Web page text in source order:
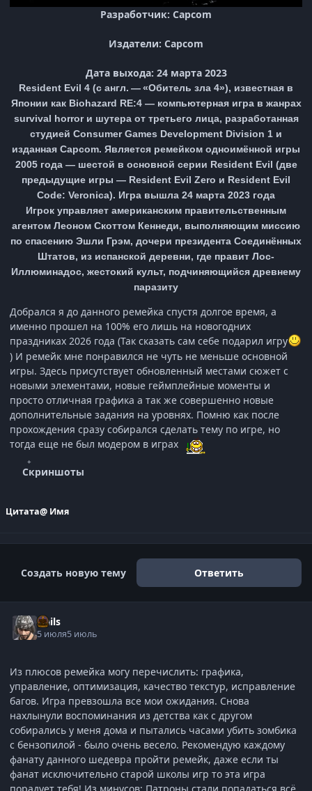
Разработчик: Capcom
Издатели: Capcom
Дата выхода: 24 марта 2023
Resident Evil 4 (с англ. — «Обитель зла 4»), известная в
Японии как Biohazard RE:4 — компьютерная игра в жанрах
survival horror и шутера от третьего лица, разработанная
студией Consumer Games Development Division 1 и
изданная Capcom. Является ремейком одноимённой игры
2005 года — шестой в основной серии Resident Evil (две
предыдущие игры — Resident Evil Zero и Resident Evil
Code: Veronica). Игра вышла 24 марта 2023 года
Игрок управляет американским правительственным
агентом Леоном Скоттом Кеннеди, выполняющим миссию
по спасению Эшли Грэм, дочери президента Соединённых
Штатов, из испанской деревни, где правит Лос-
Иллюминадос, жестокий культ, подчиняющийся древнему
паразиту
Добрался я до данного ремейка спустя долгое время, а
именно прошел на 100% его лишь на новогодних
праздниках 2026 года (Так сказать сам себе подарил игру
) И ремейк мне понравился не чуть не меньше основной
игры. Здесь присутствует обновленный местами сюжет с
новыми элементами, новые геймплейные моменты и
просто отличная графика а так же совершенно новые
дополнительные задания на уровнях. Помню как после
прохождения сразу собирался сделать тему по игре, но
тогда еще не был модером в играх
Скриншоты
Цитата@ Имя
Создать новую тему Ответить
Nails
5 июля5 июль
Из плюсов ремейка могу перечислить: графика,
управление, оптимизация, качество текстур, исправление
багов. Игра превзошла все мои ожидания. Снова
нахлынули воспоминания из детства как с другом
собирались у меня дома и пытались часами убить зомбика
с бензопилой - было очень весело. Рекомендую каждому
фанату данного шедевра пройти ремейк, даже если ты
фанат исключительно старой школы игр то эта игра